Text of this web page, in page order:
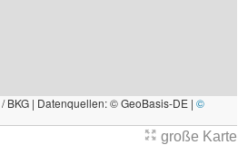
/ BKG | Datenquellen: © GeoBasis-DE | ©
große Karte